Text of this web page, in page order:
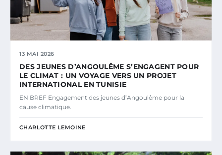
13 MAI 2026
DES JEUNES D’ANGOULÊME S’ENGAGENT POUR
LE CLIMAT : UN VOYAGE VERS UN PROJET
INTERNATIONAL EN TUNISIE
EN BREF Engagement des jeunes d’Angoulême pour la
cause climatique.
CHARLOTTE LEMOINE